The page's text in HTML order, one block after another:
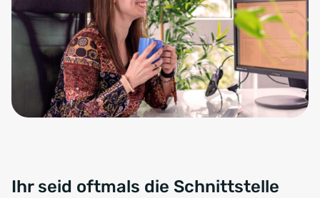
Ihr seid oftmals die Schnittstelle